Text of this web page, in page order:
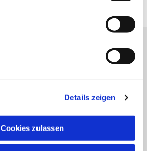
Details zeigen
Cookies zulassen